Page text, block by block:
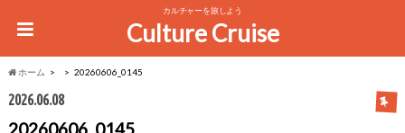
カルチャーを旅しよう
Culture Cruise
ホーム 20260606_0145
2026.06.08
20260606_0145